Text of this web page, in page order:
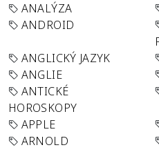
ANALÝZA
ANDROID
ANGLICKÝ JAZYK
ANGLIE
ANTICKÉ
HOROSKOPY
APPLE
ARNOLD